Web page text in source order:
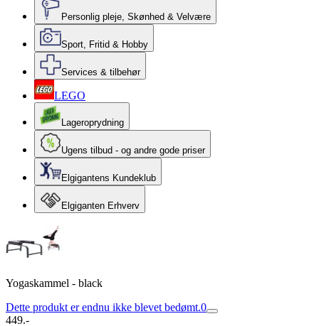
Personlig pleje, Skønhed & Velvære
Sport, Fritid & Hobby
Services & tilbehør
LEGO
Lageroprydning
Ugens tilbud - og andre gode priser
Elgigantens Kundeklub
Elgiganten Erhverv
Yogaskammel - black
Dette produkt er endnu ikke blevet bedømt.0
449.-